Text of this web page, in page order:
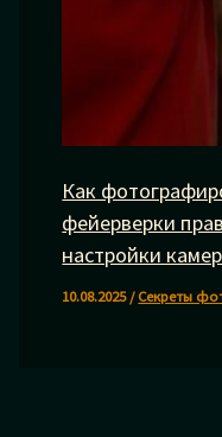
Как
фейерверки
настройки
10.08.2025/Секреты